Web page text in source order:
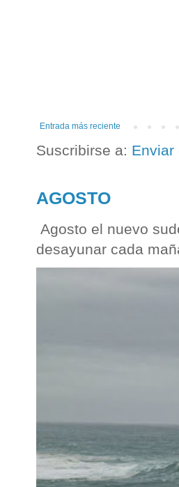
Entrada más reciente
Suscribirse a: Enviar
AGOSTO
Agosto el nuevo
desayunar cada